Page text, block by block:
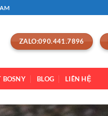
ZALO:090.441.7896
BOSNY BLOG LIÊN HỆ